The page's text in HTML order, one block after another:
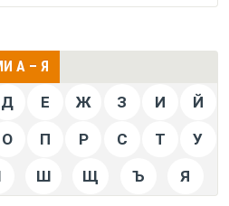
А – Я
Д Е Ж З И Й
О П Р С Т У
Ш Щ Ъ Я